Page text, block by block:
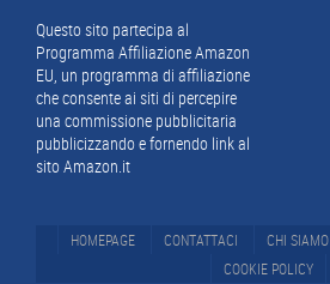
Footer
Questo sito partecipa al
Programma Affiliazione Amazon
EU, un programma di affiliazione
che consente ai siti di percepire
una commissione pubblicitaria
pubblicizzando e fornendo link al
sito Amazon.it
HOMEPAGE CONTATTACI CHI SIAMO
COOKIE POLICY